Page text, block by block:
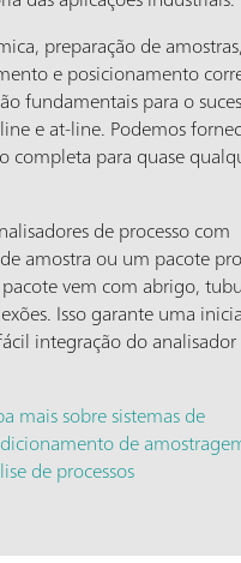
preparação de
e posicionamento
fundamentais para o
e at-line. Podemos
completa para quase
de processo com
amostra ou um pacote
vem com abrigo,
Isso garante uma
integração do
mais sobre sistemas de
de
de processos